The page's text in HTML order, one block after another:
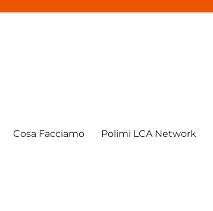
Cosa Facciamo Polimi LCA Network